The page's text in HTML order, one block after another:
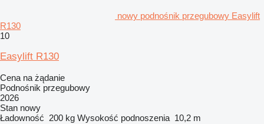
nowy podnośnik przegubowy Easylift
R130
10
Easylift R130
Cena na żądanie
Podnośnik przegubowy
2026
Stan nowy
Ładowność 200 kg Wysokość podnoszenia 10,2 m